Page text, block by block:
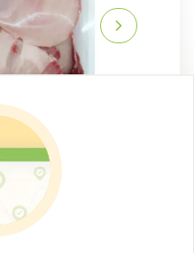
1 kg,